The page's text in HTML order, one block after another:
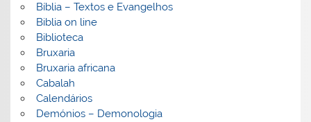
Bíblia – Textos e Evangelhos
Biblia on line
Biblioteca
Bruxaria
Bruxaria africana
Cabalah
Calendários
Demónios – Demonologia